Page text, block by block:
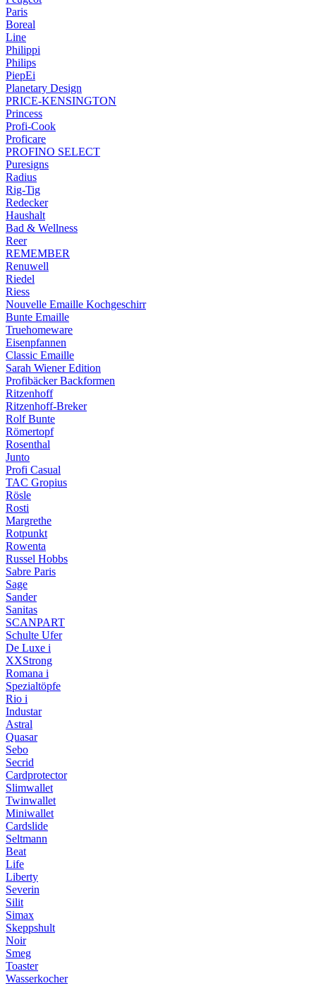
Paris
Boreal
Line
Philippi
Philips
PiepEi
Planetary Design
PRICE-KENSINGTON
Princess
Profi-Cook
Proficare
PROFINO SELECT
Puresigns
Radius
Rig-Tig
Redecker
Haushalt
Bad & Wellness
Reer
REMEMBER
Renuwell
Riedel
Riess
Nouvelle Emaille Kochgeschirr
Bunte Emaille
Truehomeware
Eisenpfannen
Classic Emaille
Sarah Wiener Edition
Profibäcker Backformen
Ritzenhoff
Ritzenhoff-Breker
Rolf Bunte
Römertopf
Rosenthal
Junto
Profi Casual
TAC Gropius
Rösle
Rosti
Margrethe
Rotpunkt
Rowenta
Russel Hobbs
Sabre Paris
Sage
Sander
Sanitas
SCANPART
Schulte Ufer
De Luxe i
XXStrong
Romana i
Spezialtöpfe
Rio i
Industar
Astral
Quasar
Sebo
Secrid
Cardprotector
Slimwallet
Twinwallet
Miniwallet
Cardslide
Seltmann
Beat
Life
Liberty
Severin
Silit
Simax
Skeppshult
Noir
Smeg
Toaster
Wasserkocher